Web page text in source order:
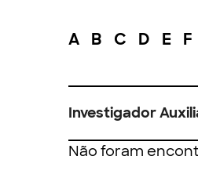
A B C D E F
Investigador
Não foram